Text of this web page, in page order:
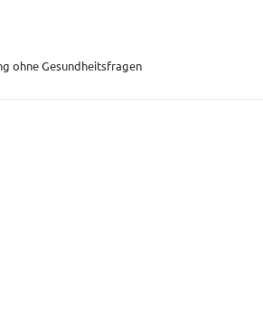
ohne Gesundheitsfragen